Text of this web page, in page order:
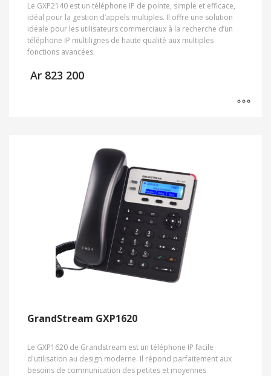
Le GXP2140 est un téléphone IP de pointe, simple et efficace,
idéal pour la gestion d’appels multiples. Il offre une solution
idéale pour les utilisateurs commerciaux à la recherche d’un
téléphone IP multilignes de haute qualité aux multiples
fonctions avancées.
Ar 823 200
GrandStream GXP1620
Le GXP1620 de Grandstream est un téléphone IP facile
d'utilisation au design moderne. Il répond parfaitement aux
besoins de communication des petites et moyennes